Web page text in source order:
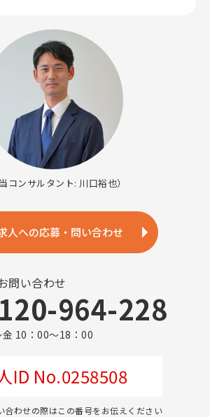
当コンサルタント: 川口裕也）
人への応募・問い合わせ
問い合わせ
964-228
10：00～18：00
ID No.0258508
わせの際はこの番号をお伝えください